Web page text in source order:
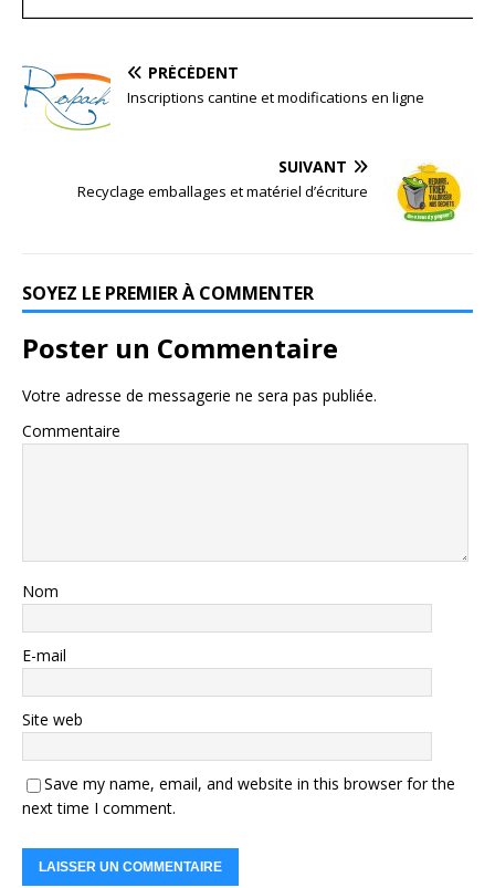
PRÉCÉDENT
Inscriptions cantine et modifications en ligne
SUIVANT
Recyclage emballages et matériel d’écriture
SOYEZ LE PREMIER À COMMENTER
Poster un Commentaire
Votre adresse de messagerie ne sera pas publiée.
Commentaire
Nom
E-mail
Site web
Save my name, email, and website in this browser for the
next time I comment.